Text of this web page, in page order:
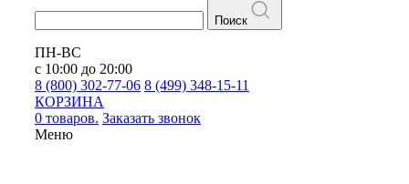
Поиск
ПН-ВС
с 10:00 до 20:00
8 (800) 302-77-06 8 (499) 348-15-11
КОРЗИНА
0 товаров. Заказать звонок
Меню